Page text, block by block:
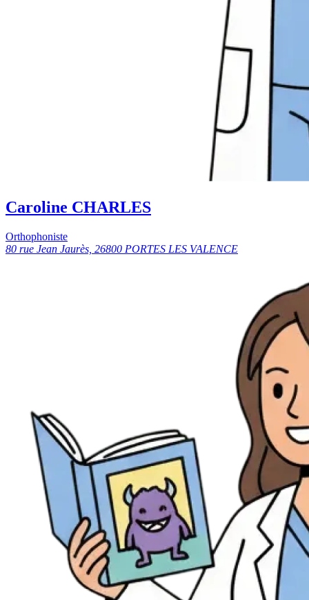
Caroline CHARLES
Orthophoniste
80 rue Jean Jaurès, 26800 PORTES LES VALENCE